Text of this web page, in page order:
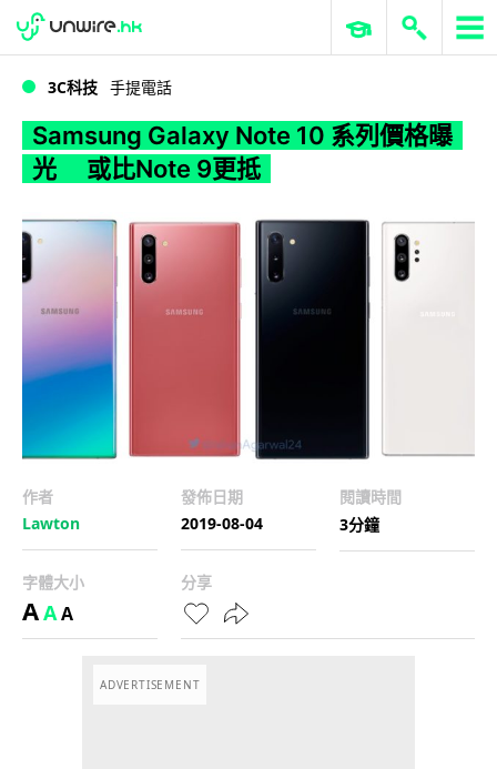
WWDC 2026 ERP 與商業 AI
3C科技 手提電話
Samsung Galaxy Note 10 系列價格曝
光 或比Note 9更抵
作者
Lawton
發佈日期
2019-08-04
閱讀時間
3分鐘
字體大小
AAA
分享
ADVERTISEMENT